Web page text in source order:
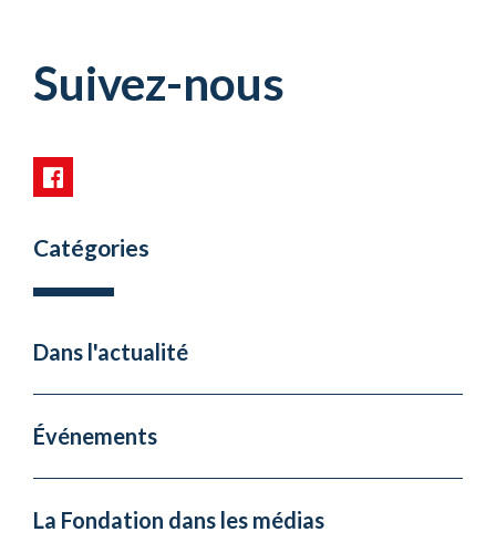
Suivez-nous
Catégories
Dans l'actualité
Événements
La Fondation dans les médias